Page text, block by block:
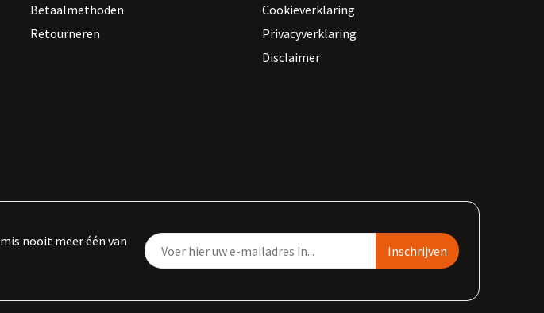
Betaalmethoden
Retourneren
Cookieverklaring
Privacyverklaring
Disclaimer
nooit meer één van